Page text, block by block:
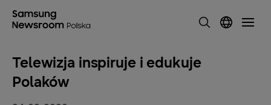
Telewizja inspiruje i edukuje
Polaków